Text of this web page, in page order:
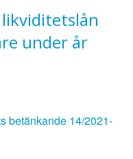
under år
betänkande 14/2021-